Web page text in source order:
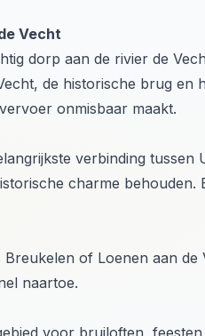
Vecht
dorp aan de rivier de
de historische brug
onmisbaar maakt.
verbinding
charme
Breukelen of Loenen aan
naartoe.
voor bruiloften,